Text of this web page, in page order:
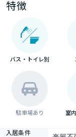
特徴
バス・トイレ別
駐車場あり 室
入居条件